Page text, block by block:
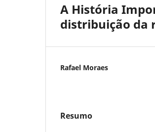
A História
distribuição da
Rafael Moraes
Resumo